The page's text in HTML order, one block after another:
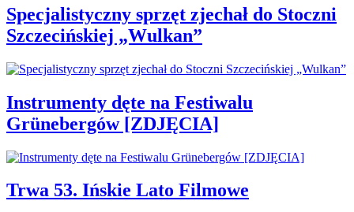
Specjalistyczny sprzęt zjechał do Stoczni
Szczecińskiej „Wulkan”
Instrumenty dęte na Festiwalu
Grünebergów [ZDJĘCIA]
Trwa 53. Ińskie Lato Filmowe